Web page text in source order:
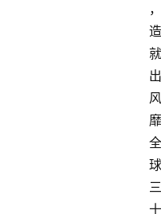
，
造
就
出
风
靡
全
球
三
十